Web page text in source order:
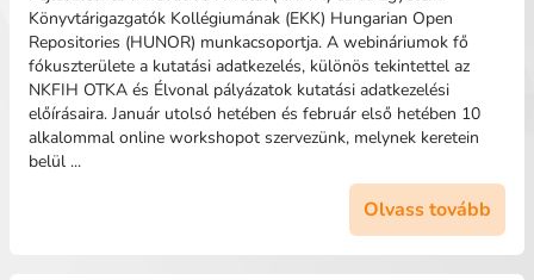
Könyvtárigazgatók Kollégiumának (EKK) Hungarian Open
Repositories (HUNOR) munkacsoportja. A webináriumok fő
fókuszterülete a kutatási adatkezelés, különös tekintettel az
NKFIH OTKA és Élvonal pályázatok kutatási adatkezelési
előírásaira. Január utolsó hetében és február első hetében 10
alkalommal online workshopot szervezünk, melynek keretein
belül ...
Olvass tovább